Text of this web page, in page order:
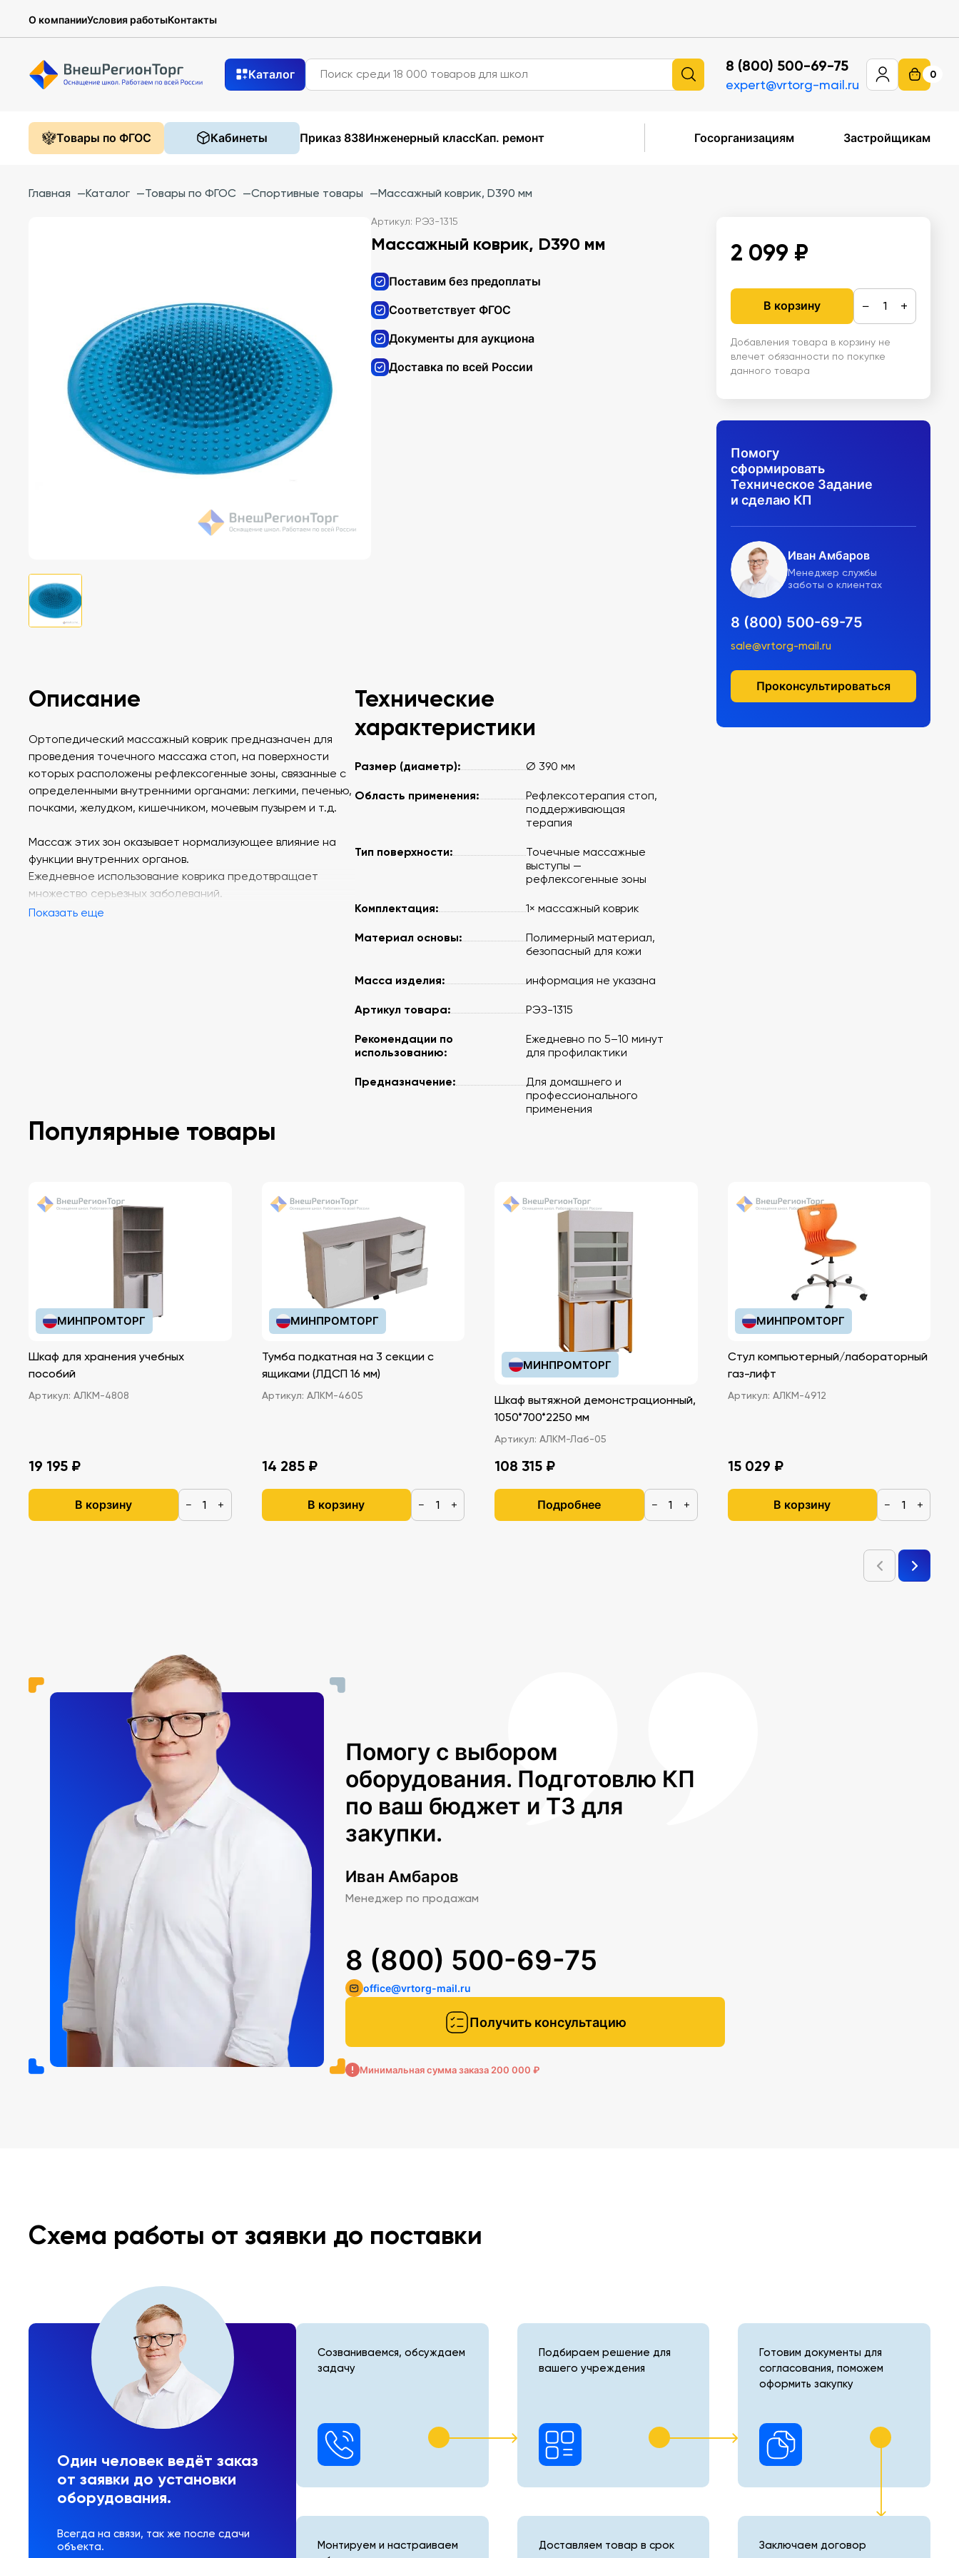
О компанииУсловия работыКонтакты
Каталог 8 (800) 500-69-75
expert@vrtorg-mail.ru
0
Товары по ФГОС Кабинеты Приказ 838Инженерный классКап. ремонт Госорганизациям Застройщикам
Главная —Каталог —Товары по ФГОС —Спортивные товары —Массажный коврик, D390 мм
Артикул: РЭЗ-1315
Массажный коврик, D390 мм
Поставим без предоплаты
Соответствует ФГОС
Документы для аукциона
Доставка по всей России
2 099 ₽
В корзину − +
Добавления товара в корзину не
влечет обязанности по покупке
данного товара
Помогу
сформировать
Техническое Задание
и сделаю КП
Иван Амбаров
Менеджер службы
заботы о клиентах
8 (800) 500-69-75
sale@vrtorg-mail.ru
Проконсультироваться
Описание
Ортопедический массажный коврик предназначен для
проведения точечного массажа стоп, на поверхности
которых расположены рефлексогенные зоны, связанные с
определенными внутренними органами: легкими, печенью,
почками, желудком, кишечником, мочевым пузырем и т.д.
Массаж этих зон оказывает нормализующее влияние на
функции внутренних органов.
Ежедневное использование коврика предотвращает
множество серьезных заболеваний.
Показать еще
Технические
характеристики
Размер (диаметр): Ø 390 мм
Область применения:
Рефлексотерапия стоп,
поддерживающая
терапия
Тип поверхности:
Точечные массажные
выступы —
рефлексогенные зоны
Комплектация: 1× массажный коврик
Материал основы:
Полимерный материал,
безопасный для кожи
Масса изделия: информация не указана
Артикул товара: РЭЗ-1315
Рекомендации по
использованию:
Ежедневно по 5–10 минут
для профилактики
Предназначение:
Для домашнего и
профессионального
применения
Популярные товары
МИНПРОМТОРГ
Шкаф для хранения учебных
пособий
Артикул: АЛКМ-4808
19 195 ₽
В корзину − +
МИНПРОМТОРГ
Тумба подкатная на 3 секции с
ящиками (ЛДСП 16 мм)
Артикул: АЛКМ-4605
14 285 ₽
В корзину − +
МИНПРОМТОРГ
Шкаф вытяжной демонстрационный,
1050*700*2250 мм
Артикул: АЛКМ-Лаб-05
108 315 ₽
Подробнее − +
МИНПРОМТОРГ
Стул компьютерный/лабораторный
газ-лифт
Артикул: АЛКМ-4912
15 029 ₽
В корзину − +
Помогу с выбором
оборудования. Подготовлю КП
по ваш бюджет и ТЗ для
закупки.
Иван Амбаров
Менеджер по продажам
Получить консультацию
8 (800) 500-69-75
office@vrtorg-mail.ru
Минимальная сумма заказа 200 000 ₽
Схема работы от заявки до поставки
Один человек ведёт заказ
от заявки до установки
оборудования.
Всегда на связи, так же после сдачи
объекта.
Созваниваемся, обсуждаем
задачу
Подбираем решение для
вашего учреждения
Готовим документы для
согласования, поможем
оформить закупку
Монтируем и настраиваем
Доставляем товар в срок Заключаем договор